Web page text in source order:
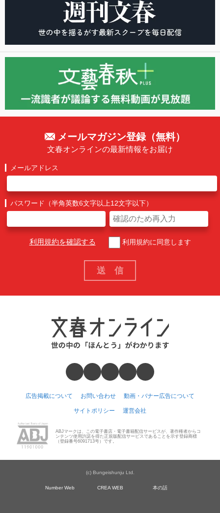
メールマガジン登録（無料）
文春オンラインの最新情報をお届け
メールアドレス
パスワード（半角英数6文字以上12文字以下）
利用規約を確認する 利用規約に同意します
広告掲載について お問い合わせ 動画・バナー広告について
サイトポリシー 運営会社
ABJマークは、この電子書店・電子書籍配信サービスが、著作権者からコ
ンテンツ使用許諾を得た正規版配信サービスであることを示す登録商標
（登録番号6091713号）です。
(c) Bungeishunju Ltd.
Number Web CREA WEB 本の話